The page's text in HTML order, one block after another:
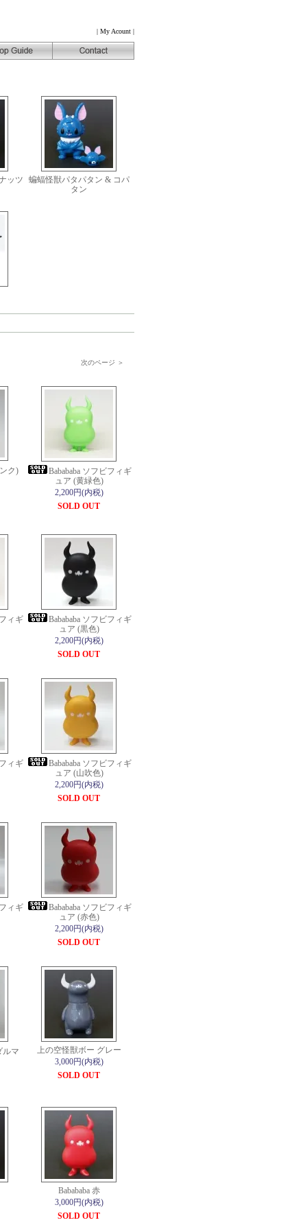
| My Acount |
ッツ
蝙蝠怪獣パタパタン & コパ
タン
次のページ ＞
ク)
Babababa ソフビフィギ
ュア (黄緑色)
2,200円(内税)
SOLD OUT
ィギ
Babababa ソフビフィギ
ュア (黒色)
2,200円(内税)
SOLD OUT
ィギ
Babababa ソフビフィギ
ュア (山吹色)
2,200円(内税)
SOLD OUT
ィギ
Babababa ソフビフィギ
ュア (赤色)
2,200円(内税)
SOLD OUT
ルマ
上の空怪獣ボー グレー
3,000円(内税)
SOLD OUT
Babababa 赤
3,000円(内税)
SOLD OUT